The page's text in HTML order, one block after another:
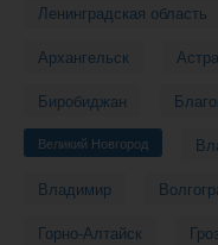
Ленинградская область
Архангельск
Биробиджан
Великий Новгород
Владимир
Горно-Алтайск